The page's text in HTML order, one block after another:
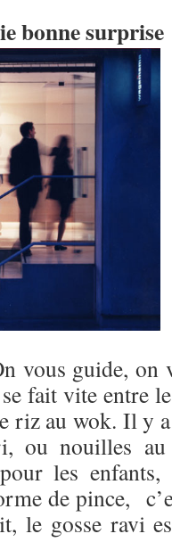
bonne surprise
vous guide, on
fait vite entre
riz au wok. Il y
ou nouilles
les
de pince,
le gosse ravi